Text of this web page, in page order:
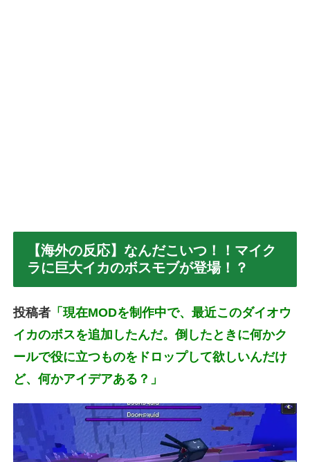
【海外の反応】なんだこいつ！！マイク
ラに巨大イカのボスモブが登場！？
投稿者 「現在MODを制作中で、最近このダイオウ
イカのボスを追加したんだ。倒したときに何かク
ールで役に立つものをドロップして欲しいんだけ
ど、何かアイデアある？」